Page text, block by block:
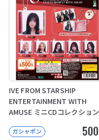
IVE FROM STARSHIP
ENTERTAINMENT WITH
AMUSE ミニCDコレクション
ガシャポン 500